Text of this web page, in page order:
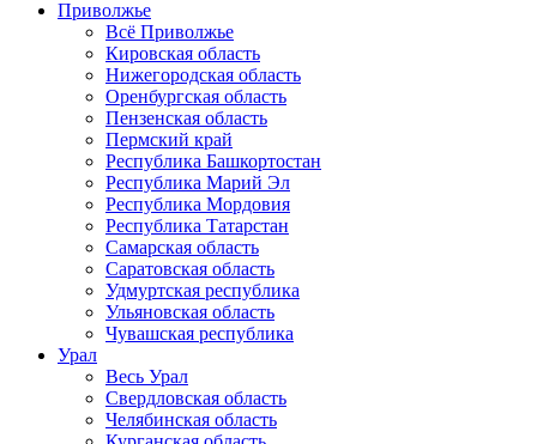
Приволжье
Всё Приволжье
Кировская область
Нижегородская область
Оренбургская область
Пензенская область
Пермский край
Республика Башкортостан
Республика Марий Эл
Республика Мордовия
Республика Татарстан
Самарская область
Саратовская область
Удмуртская республика
Ульяновская область
Чувашская республика
Урал
Весь Урал
Свердловская область
Челябинская область